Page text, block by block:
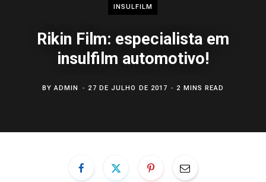
INSULFILM
Rikin Film: especialista em
insulfilm automotivo!
BYADMIN 27 DE JULHO DE 2017 2 MINS READ